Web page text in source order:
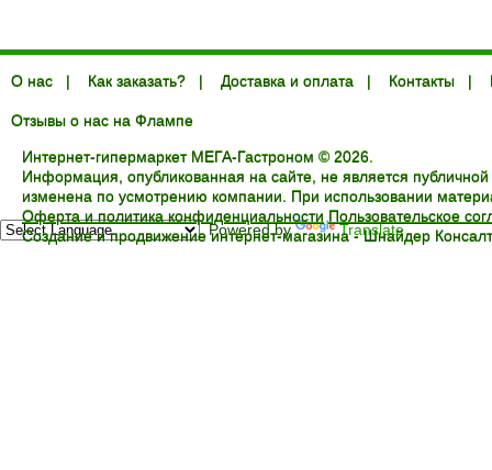
О нас | Как заказать? | Доставка и оплата | Контакты |
Отзывы о нас на Флампе
Интернет-гипермаркет МЕГА-Гастроном © 2026.
Информация, опубликованная на сайте, не является
изменена по усмотрению компании. При использовании
Оферта и политика конфиденциальности Пользовательское
Создание и продвижение интернет-магазина -Шнайдер
Powered by Translate